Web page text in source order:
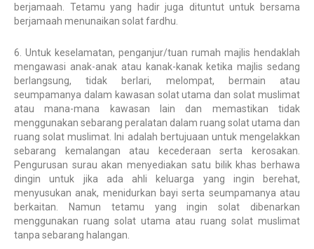
berjamaah. Tetamu yang hadir juga dituntut untuk bersama
berjamaah menunaikan solat fardhu.
6. Untuk keselamatan, penganjur/tuan rumah majlis hendaklah
mengawasi anak-anak atau kanak-kanak ketika majlis sedang
berlangsung, tidak berlari, melompat, bermain atau
seumpamanya dalam kawasan solat utama dan solat muslimat
atau mana-mana kawasan lain dan memastikan tidak
menggunakan sebarang peralatan dalam ruang solat utama dan
ruang solat muslimat. Ini adalah bertujuaan untuk mengelakkan
sebarang kemalangan atau kecederaan serta kerosakan.
Pengurusan surau akan menyediakan satu bilik khas berhawa
dingin untuk jika ada ahli keluarga yang ingin berehat,
menyusukan anak, menidurkan bayi serta seumpamanya atau
berkaitan. Namun tetamu yang ingin solat dibenarkan
menggunakan ruang solat utama atau ruang solat muslimat
tanpa sebarang halangan.